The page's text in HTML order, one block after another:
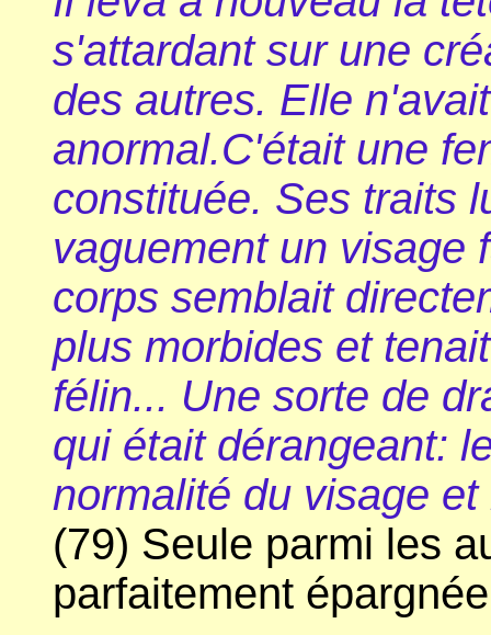
s'attardant sur une
des autres. Elle
anormal.C'était une
constituée. Ses traits
vaguement un visage
corps semblait
plus morbides et
félin... Une sorte de
qui était dérangeant:
normalité du visage
(79) Seule parmi les
parfaitement